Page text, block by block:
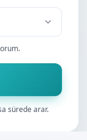
sürede arar.